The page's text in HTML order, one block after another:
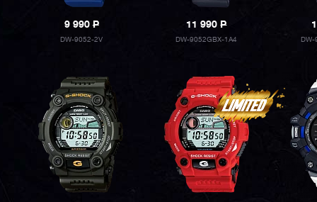
9 990P
DW-9052-2V
11 990P
DW-9052GBX-1A4 DW-